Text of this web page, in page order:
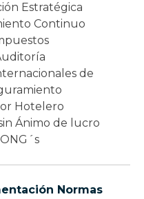
Estratégica
Continuo
de
Hotelero
Ánimo de lucro
ONG´s
Normas